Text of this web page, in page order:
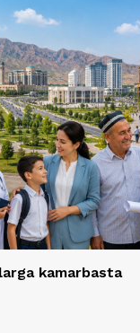
kamarbasta